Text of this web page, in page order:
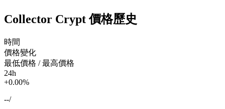
Collector Crypt 價格歷史
時間
價格變化
最低價格 / 最高價格
24h
+0.00%
--/